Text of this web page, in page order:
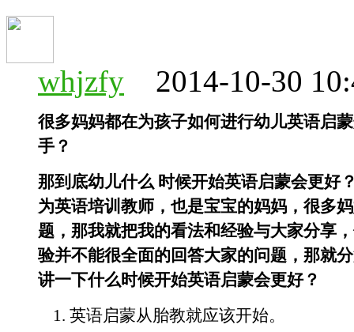
whjzfy 2014-10-30
很多妈妈都在为孩子如何进行幼儿英语启
手？
那到底幼儿什么 时候开始英语启蒙会更好
为英语培训教师，也是宝宝的妈妈，很多
题，那我就把我的看法和经验与大家分享
验并不能很全面的回答大家的问题，那就
讲一下什么时候开始英语启蒙会更好？
英语启蒙从胎教就应该开始。